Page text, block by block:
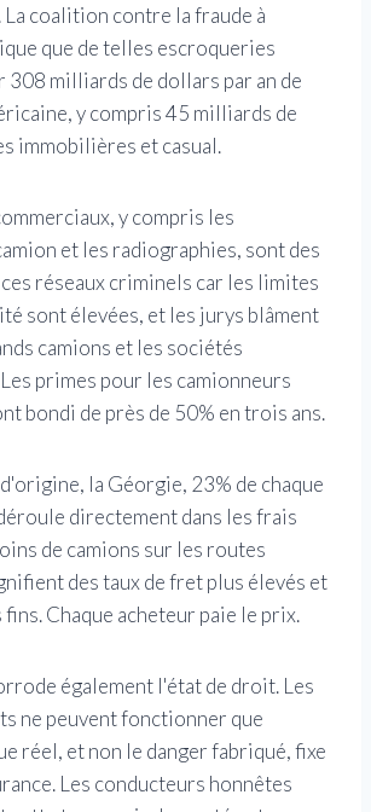
La coalition contre la fraude à
que de telles escroqueries
308 milliards de dollars par an de
y compris 45 milliards de
immobilières et casual.
y compris les
et les radiographies, sont des
réseaux criminels car les limites
sont élevées, et les jurys blâment
camions et les sociétés
primes pour les camionneurs
bondi de près de 50% en trois ans.
la Géorgie, 23% de chaque
directement dans les frais
de camions sur les routes
des taux de fret plus élevés et
Chaque acheteur paie le prix.
également l'état de droit. Les
ne peuvent fonctionner que
réel, et non le danger fabriqué, fixe
Les conducteurs honnêtes